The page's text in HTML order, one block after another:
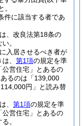
。
件に該当する者であ
、改良法第18条の
。
入居させるべき者が
、 第1項の規定を準
公営住宅」とあるの
るのは「139,000
円」と読み替
、 第1項の規定を準
公営住宅」とあるの
。